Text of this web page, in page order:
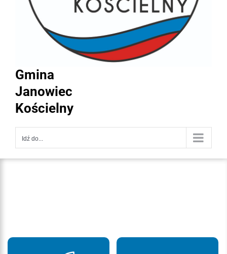
Gmina
Janowiec
Kościelny
Idź do...